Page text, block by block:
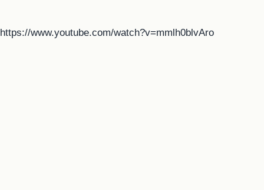
https://www.youtube.com/watch?v=mmlh0blvAro